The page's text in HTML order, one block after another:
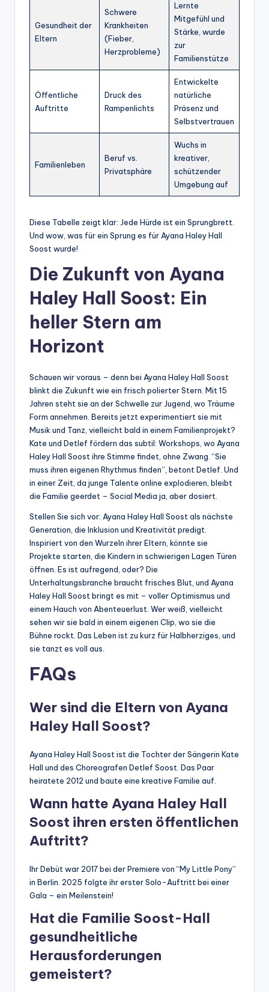
Gesundheit der
Eltern
Schwere
Krankheiten
(Fieber,
Herzprobleme)
Lernte
Mitgefühl und
Stärke, wurde
zur
Familienstütze
Öffentliche
Auftritte
Druck des
Rampenlichts
Entwickelte
natürliche
Präsenz und
Selbstvertrauen
Familienleben
Beruf vs.
Privatsphäre
Wuchs in
kreativer,
schützender
Umgebung auf
Diese Tabelle zeigt klar: Jede Hürde ist ein Sprungbrett.
Und wow, was für ein Sprung es für Ayana Haley Hall
Soost wurde!
Die Zukunft von Ayana
Haley Hall Soost: Ein
heller Stern am
Horizont
Schauen wir voraus – denn bei Ayana Haley Hall Soost
blinkt die Zukunft wie ein frisch polierter Stern. Mit 15
Jahren steht sie an der Schwelle zur Jugend, wo Träume
Form annehmen. Bereits jetzt experimentiert sie mit
Musik und Tanz, vielleicht bald in einem Familienprojekt?
Kate und Detlef fördern das subtil: Workshops, wo Ayana
Haley Hall Soost ihre Stimme findet, ohne Zwang. “Sie
muss ihren eigenen Rhythmus finden”, betont Detlef. Und
in einer Zeit, da junge Talente online explodieren, bleibt
die Familie geerdet – Social Media ja, aber dosiert.
Stellen Sie sich vor: Ayana Haley Hall Soost als nächste
Generation, die Inklusion und Kreativität predigt.
Inspiriert von den Wurzeln ihrer Eltern, könnte sie
Projekte starten, die Kindern in schwierigen Lagen Türen
öffnen. Es ist aufregend, oder? Die
Unterhaltungsbranche braucht frisches Blut, und Ayana
Haley Hall Soost bringt es mit – voller Optimismus und
einem Hauch von Abenteuerlust. Wer weiß, vielleicht
sehen wir sie bald in einem eigenen Clip, wo sie die
Bühne rockt. Das Leben ist zu kurz für Halbherziges, und
sie tanzt es voll aus.
FAQs
Wer sind die Eltern von Ayana
Haley Hall Soost?
Ayana Haley Hall Soost ist die Tochter der Sängerin Kate
Hall und des Choreografen Detlef Soost. Das Paar
heiratete 2012 und baute eine kreative Familie auf.
Wann hatte Ayana Haley Hall
Soost ihren ersten öffentlichen
Auftritt?
Ihr Debüt war 2017 bei der Premiere von “My Little Pony”
in Berlin. 2025 folgte ihr erster Solo-Auftritt bei einer
Gala – ein Meilenstein!
Hat die Familie Soost-Hall
gesundheitliche
Herausforderungen
gemeistert?